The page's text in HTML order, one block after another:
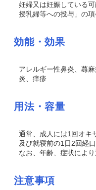
妊婦又は妊娠している
授乳婦等への投与」の項
効能・効果
アレルギー性鼻炎、蕁
炎、痒疹
用法・容量
通常、成人には1回オキ
及び就寝前の1日2回経口
なお、年齢、症状により
注意事項